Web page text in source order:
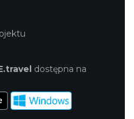
dostępna na